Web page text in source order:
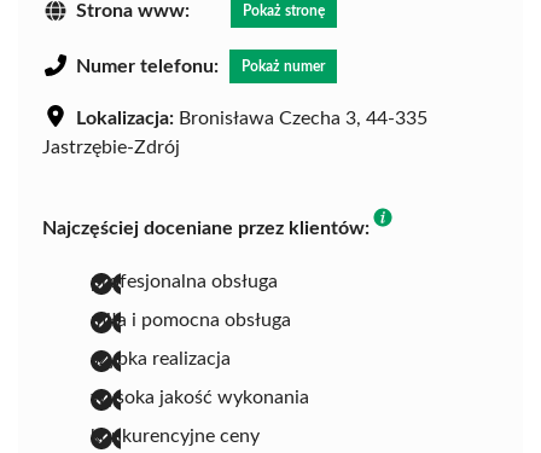
Strona www: Pokaż stronę
Numer telefonu: Pokaż numer
Lokalizacja: Bronisława Czecha 3, 44-335
Jastrzębie-Zdrój
Najczęściej doceniane przez klientów:
profesjonalna obsługa
miła i pomocna obsługa
szybka realizacja
wysoka jakość wykonania
konkurencyjne ceny